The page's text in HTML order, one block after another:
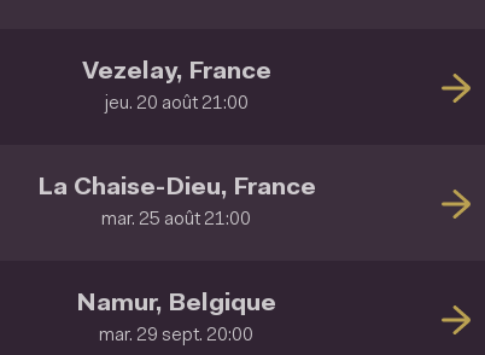
Vezelay, France
jeu. 20 août 21:00
La Chaise-Dieu, France
mar. 25 août 21:00
Namur, Belgique
mar. 29 sept. 20:00